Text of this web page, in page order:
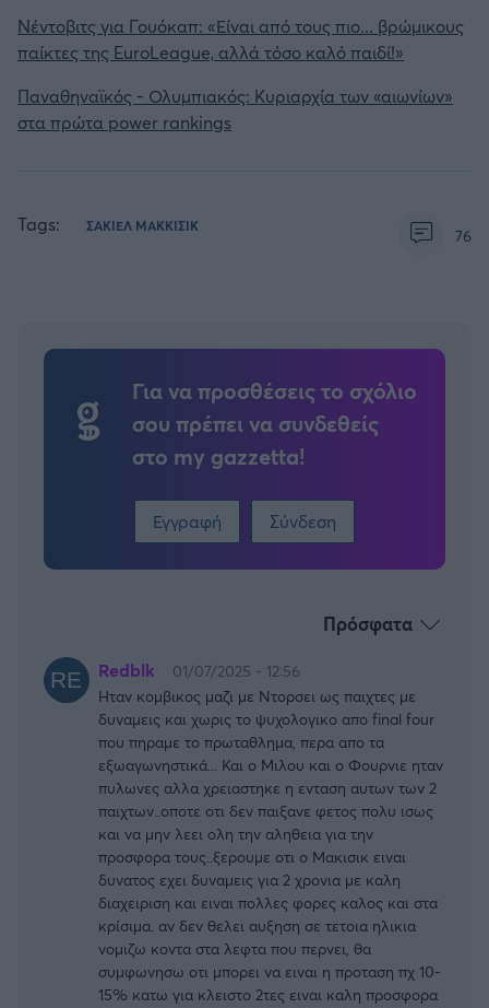
Νέντοβιτς για Γουόκαπ: «Είναι από τους πιο... βρώμικους
παίκτες της EuroLeague, αλλά τόσο καλό παιδί!»
Παναθηναϊκός - Ολυμπιακός: Κυριαρχία των «αιωνίων»
στα πρώτα power rankings
Tags: ΣΑΚΙΕΛ ΜΑΚΚΙΣΙΚ 76
Για να προσθέσεις το σχόλιο
σου πρέπει να συνδεθείς
στο my gazzetta!
Εγγραφή Σύνδεση
Πρόσφατα
Redblk
01/07/2025 - 12:56
Ηταν κομβικος μαζι με Ντορσει ως παιχτες με
δυναμεις και χωρις το ψυχολογικο απο final four
που πηραμε το πρωταθλημα, περα απο τα
εξωαγωνηστικά... Και ο Μιλου και ο Φουρνιε ηταν
πυλωνες αλλα χρειαστηκε η ενταση αυτων των 2
παιχτων..οποτε οτι δεν παιξανε φετος πολυ ισως
και να μην λεει ολη την αληθεια για την
προσφορα τους..ξερουμε οτι ο Μακισικ ειναι
δυνατος εχει δυναμεις για 2 χρονια με καλη
διαχειριση και ειναι πολλες φορες καλος και στα
κρίσιμα. αν δεν θελει αυξηση σε τετοια ηλικια
νομιζω κοντα στα λεφτα που περνει, θα
συμφωνησω οτι μπορει να ειναι η προταση πχ 10-
15% κατω για κλειστο 2τες ειναι καλη προσφορα